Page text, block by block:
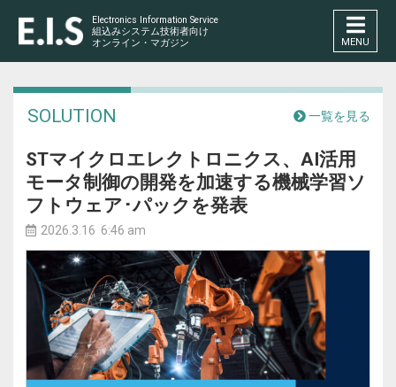
Electronics Information Service
組込みシステム技術者向け
オンライン・マガジン
MENU
SOLUTION 一覧を見る
STマイクロエレクトロニクス、AI活用
モータ制御の開発を加速する機械学習ソ
フトウェア･パックを発表
2026.3.16 6:46 am